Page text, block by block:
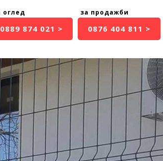
0889 874 021 > 0876 404 811 >